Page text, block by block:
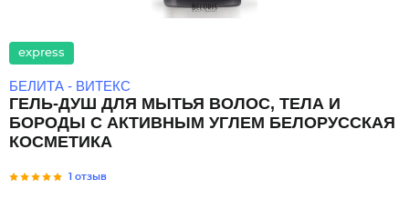
express
БЕЛИТА - ВИТЕКС
ГЕЛЬ-ДУШ ДЛЯ МЫТЬЯ ВОЛОС, ТЕЛА И
БОРОДЫ С АКТИВНЫМ УГЛЕМ БЕЛОРУССКАЯ
КОСМЕТИКА
1 отзыв